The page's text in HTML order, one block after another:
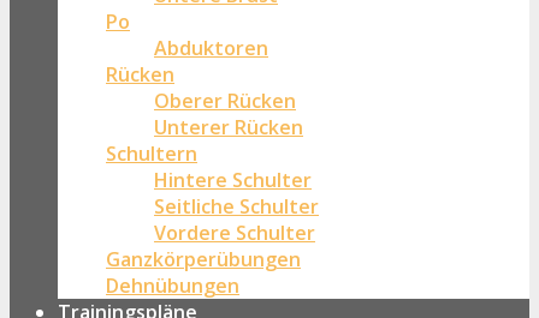
Po
Abduktoren
Rücken
Oberer Rücken
Unterer Rücken
Schultern
Hintere Schulter
Seitliche Schulter
Vordere Schulter
Ganzkörperübungen
Dehnübungen
Trainingspläne